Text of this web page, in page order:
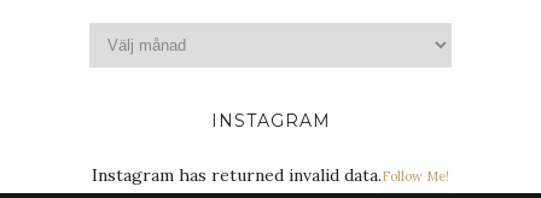
INSTAGRAM
Instagram has returned invalid data.Follow Me!